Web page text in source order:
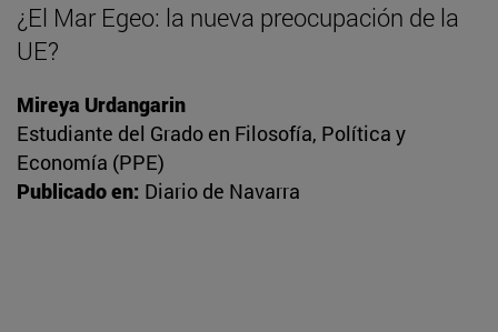
¿El Mar Egeo: la nueva preocupación de la
UE?
Mireya Urdangarin
Estudiante del Grado en Filosofía, Política y
Economía (PPE)
Publicado en: Diario de Navarra